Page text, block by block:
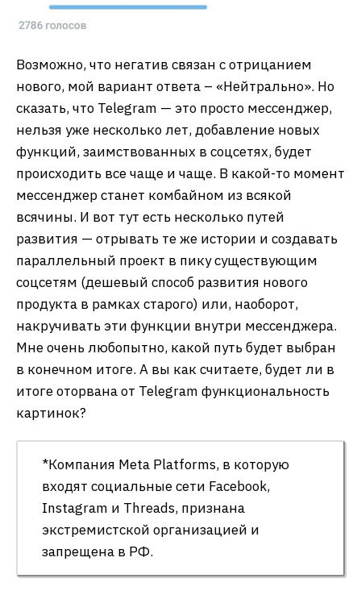
Возможно, что негатив связан с отрицанием
нового, мой вариант ответа – «Нейтрально». Но
сказать, что Telegram — это просто мессенджер,
нельзя уже несколько лет, добавление новых
функций, заимствованных в соцсетях, будет
происходить все чаще и чаще. В какой-то момент
мессенджер станет комбайном из всякой
всячины. И вот тут есть несколько путей
развития — отрывать те же истории и создавать
параллельный проект в пику существующим
соцсетям (дешевый способ развития нового
продукта в рамках старого) или, наоборот,
накручивать эти функции внутри мессенджера.
Мне очень любопытно, какой путь будет выбран
в конечном итоге. А вы как считаете, будет ли в
итоге оторвана от Telegram функциональность
картинок?
*Компания Meta Platforms, в которую
входят социальные сети Facebook,
Instagram и Threads, признана
экстремистской организацией и
запрещена в РФ.